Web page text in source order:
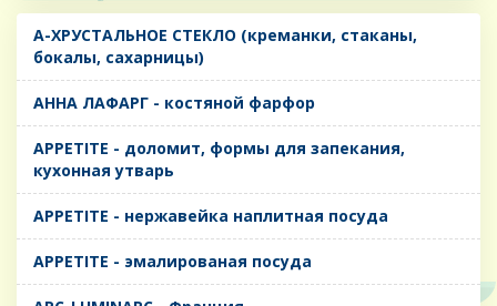
A-ХРУСТАЛЬНОЕ СТЕКЛО (креманки, стаканы,
бокалы, сахарницы)
AHHA ЛАФАРГ - костяной фарфор
APPETITE - доломит, формы для запекания,
кухонная утварь
APPETITE - нержавейка наплитная посуда
APPETITE - эмалированая посуда